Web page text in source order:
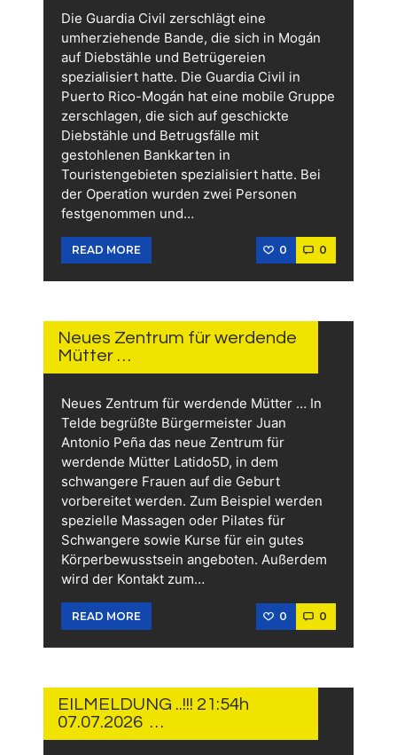
Die Guardia Civil zerschlägt eine
umherziehende Bande, die sich in Mogán
auf Diebstähle und Betrügereien
spezialisiert hatte. Die Guardia Civil in
Puerto Rico-Mogán hat eine mobile Gruppe
zerschlagen, die sich auf geschickte
Diebstähle und Betrugsfälle mit
gestohlenen Bankkarten in
Touristengebieten spezialisiert hatte. Bei
der Operation wurden zwei Personen
festgenommen und…
READ MORE 0 0
2026
Neues Zentrum für werdende
Mütter …
Neues Zentrum für werdende Mütter … In
Telde begrüßte Bürgermeister Juan
Antonio Peña das neue Zentrum für
werdende Mütter Latido5D, in dem
schwangere Frauen auf die Geburt
vorbereitet werden. Zum Beispiel werden
spezielle Massagen oder Pilates für
Schwangere sowie Kurse für ein gutes
Körperbewusstsein angeboten. Außerdem
wird der Kontakt zum…
READ MORE 0 0
EILMELDUNG ..!!! 21:54h
07.07.2026 …